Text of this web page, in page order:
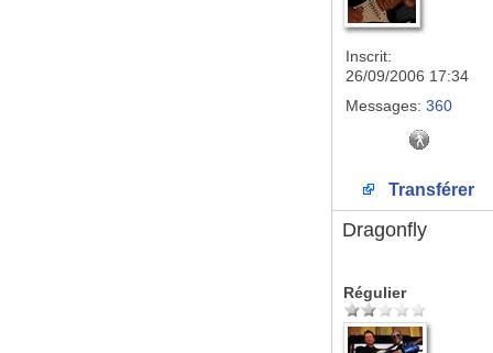
Inscrit:
26/09/2006 17:34
Messages: 360
Transférer
Dragonfly
Régulier